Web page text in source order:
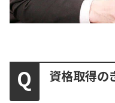
資格取得の